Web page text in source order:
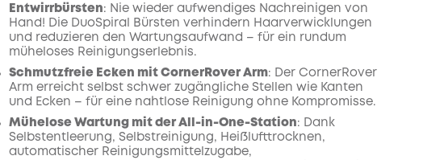
Entwirrbürsten: Nie wieder aufwendiges Nachreinigen von
Hand! Die DuoSpiral Bürsten verhindern Haarverwicklungen
und reduzieren den Wartungsaufwand – für ein rundum
müheloses Reinigungserlebnis.
Schmutzfreie Ecken mit CornerRover Arm: Der CornerRover
Arm erreicht selbst schwer zugängliche Stellen wie Kanten
und Ecken – für eine nahtlose Reinigung ohne Kompromisse.
Mühelose Wartung mit der All-in-One-Station: Dank
Selbstentleerung, Selbstreinigung, Heißlufttrocknen,
automatischer Reinigungsmittelzugabe,